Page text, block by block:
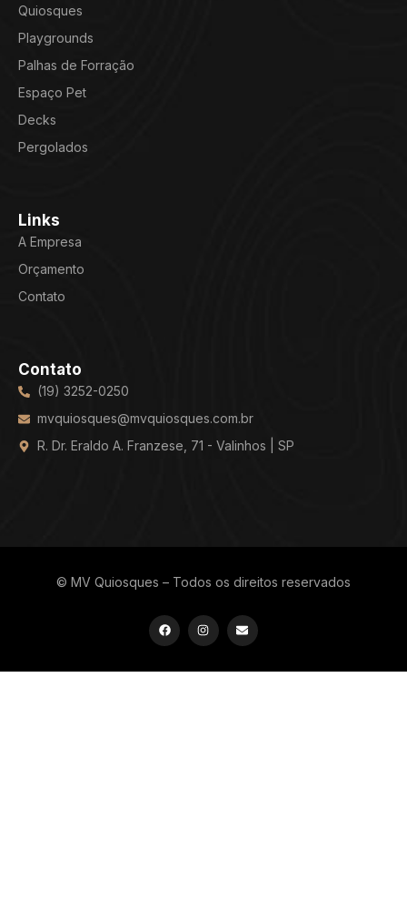
Quiosques
Playgrounds
Palhas de Forração
Espaço Pet
Decks
Pergolados
Links
A Empresa
Orçamento
Contato
Contato
(19) 3252-0250
mvquiosques@mvquiosques.com.br
R. Dr. Eraldo A. Franzese, 71 - Valinhos | SP
© MV Quiosques – Todos os direitos reservados